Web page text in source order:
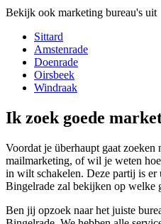
Bekijk ook marketing bureau's uit
Sittard
Amstenrade
Doenrade
Oirsbeek
Windraak
Ik zoek goede
Voordat je überhaupt gaat
mailmarketing, of wil je weten
in wilt schakelen. Deze partij is er
Bingelrade zal bekijken op welke
Ben jij opzoek naar het juiste